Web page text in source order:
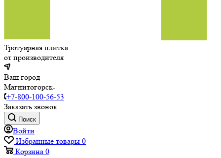
Тротуарная плитка
от производителя
Ваш город
Магнитогорск
+7-800-100-56-53
Заказать звонок
Поиск
Войти
Избранные товары 0
Корзина 0